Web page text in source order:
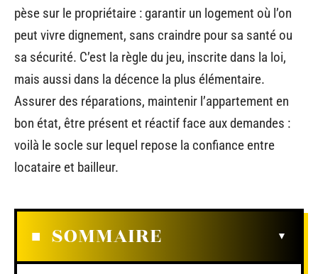
pèse sur le propriétaire : garantir un logement où l’on
peut vivre dignement, sans craindre pour sa santé ou
sa sécurité. C’est la règle du jeu, inscrite dans la loi,
mais aussi dans la décence la plus élémentaire.
Assurer des réparations, maintenir l’appartement en
bon état, être présent et réactif face aux demandes :
voilà le socle sur lequel repose la confiance entre
locataire et bailleur.
SOMMAIRE